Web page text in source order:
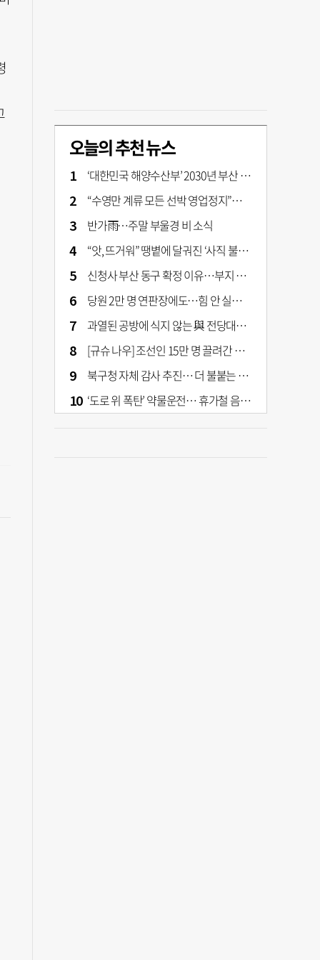
오늘의 추천 뉴스
‘대한민국 해양수산부’ 2030년 부산 북항시대 연다
“수영만 계류 모든 선박 영업정지”… 재개발 속도전
반가雨…주말 부울경 비 소식
“앗, 뜨거워” 땡볕에 달궈진 ‘사직 불가마’ 관중석 무려 70도
신청사 부산 동구 확정 이유…부지 용이성·접근성·집적 가능성이 운명 갈랐다 [해수부 북항 시대]
당원 2만 명 연판장에도…힘 안 실리는 ‘장동혁 사퇴’ 공세
과열된 공방에 식지 않는 與 전당대회… 호남·수도권 집중하는 후보들
[규슈 나우] 조선인 15만 명 끌려간 치쿠호 탄광… 대를 이은 진실 캐기
북구청 자체 감사 추진… 더 불붙는 북구 신청사 갈등
‘도로 위 폭탄’ 약물운전… 휴가철 음주와 병행 단속 [교통안전, 시민이 만든다]